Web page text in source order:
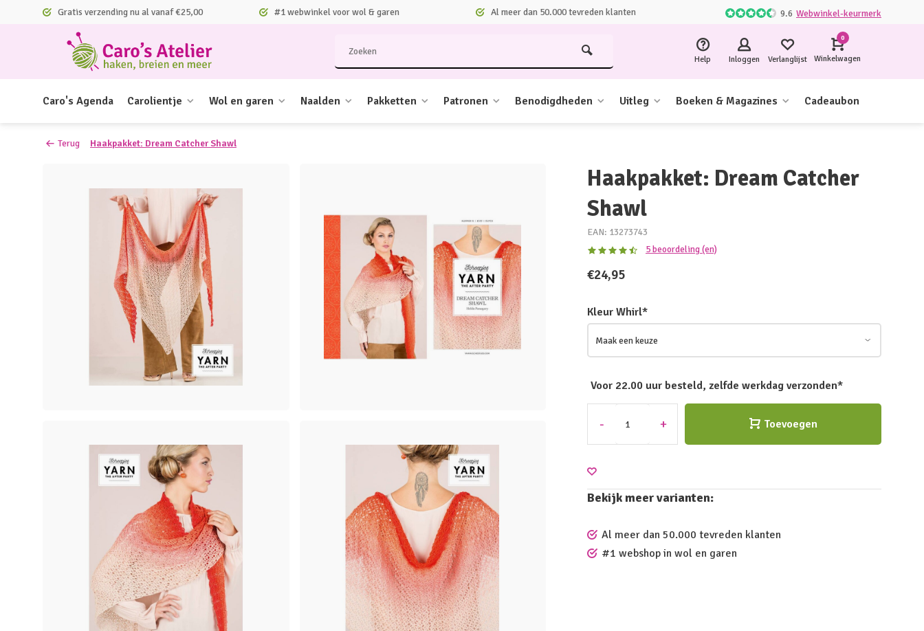
Gratis verzending nu al vanaf €25,00 #1 webwinkel voor wol & garen Al meer dan 50.000 tevreden klanten 9.6 Webwinkel-keurmerk
Help Inloggen Verlanglijst
0
Winkelwagen
Caro's Agenda Carolientje Wol en garen Naalden Pakketten Patronen Benodigdheden Uitleg Boeken & Magazines Cadeaubon
Terug Haakpakket: Dream Catcher Shawl
Haakpakket: Dream Catcher
Shawl
EAN: 13273743
5 beoordeling (en)
€24,95
Kleur Whirl*
Voor 22.00 uur besteld, zelfde werkdag verzonden*
- + Toevoegen
Bekijk meer varianten:
Al meer dan 50.000 tevreden klanten
#1 webshop in wol en garen